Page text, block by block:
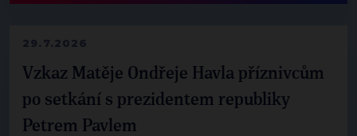
29.7.2026
Vzkaz Matěje Ondřeje Havla příznivcům
po setkání s prezidentem republiky
Petrem Pavlem